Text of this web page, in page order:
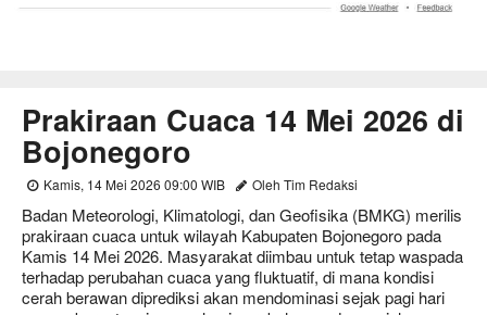
Prakiraan Cuaca 14 Mei 2026 di
Bojonegoro
Kamis, 14 Mei 2026 09:00 WIB Oleh Tim Redaksi
Badan Meteorologi, Klimatologi, dan Geofisika (BMKG) merilis
prakiraan cuaca untuk wilayah Kabupaten Bojonegoro pada
Kamis 14 Mei 2026. Masyarakat diimbau untuk tetap waspada
terhadap perubahan cuaca yang fluktuatif, di mana kondisi
cerah berawan diprediksi akan mendominasi sejak pagi hari